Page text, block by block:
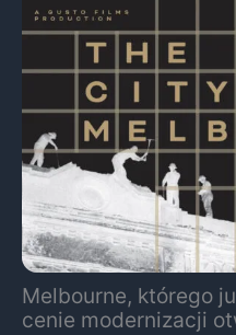
Melbourne, którego
cenie modernizacji